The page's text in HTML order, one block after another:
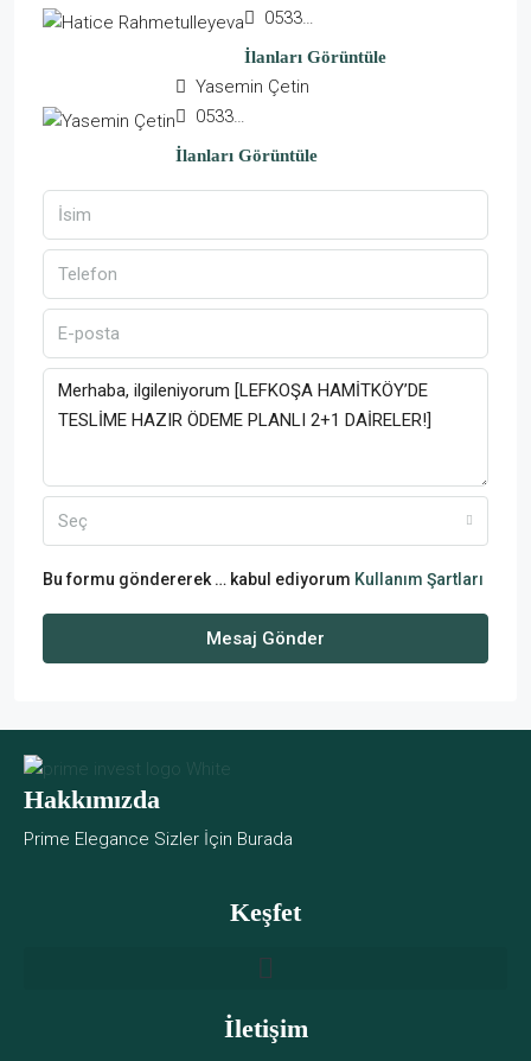
05338613425
İlanları Görüntüle
Yasemin Çetin
05338390215
İlanları Görüntüle
Seç
Bu formu göndererek … kabul ediyorum Kullanım Şartları
Mesaj Gönder
Hakkımızda
Prime Elegance Sizler İçin Burada
Keşfet
İletişim